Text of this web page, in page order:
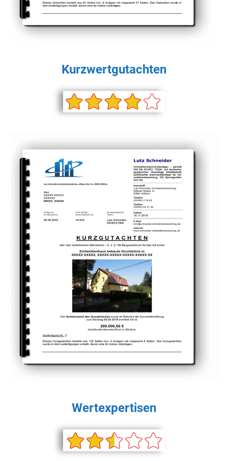
Kurzwertgutachten
Wertexpertisen